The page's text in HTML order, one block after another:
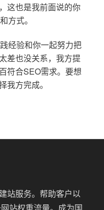
这也是我前面说的你
方式。
经验和你一起努力把
差也没关系，我方提
符合SEO需求。要想
我方完成。
站服务。帮助客户以